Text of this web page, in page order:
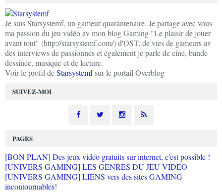
SUIVEZ-MOI
Je suis Starsystemf, un gameur quarantenaire. Je partage avec vous
ma passion du jeu vidéo av mon blog Gaming "Le plaisir de jouer
avant tout" (http://starsystemf.com/) d'OST, de vies de gameurs av
des interviews de passionnés et également je parle de ciné, bande
dessinée, musique et de lecture.
Voir le profil deStarsystemfsur le portail Overblog
PAGES
[BON PLAN] Des jeux vidéo gratuits sur internet, c'est possible !
[UNIVERS GAMING] LES GENRES DU JEU VIDEO
[UNIVERS GAMING] LIENS vers des sites GAMING
incontournables!